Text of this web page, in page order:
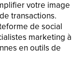
votre image
transactions.
de social
marketing à
en outils de